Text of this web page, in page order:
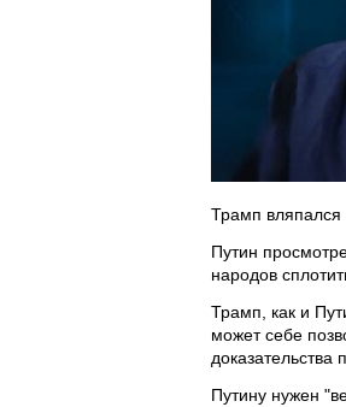
Трамп вляпался
Путин
народов
Трамп, как и
может себе
доказательства
Путину нужен